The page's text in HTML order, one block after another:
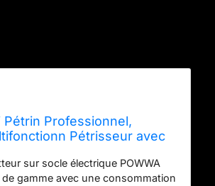
Pétrin Professionnel,
Pétrisseur avec
sur socle électrique POWWA
gamme avec une consommation